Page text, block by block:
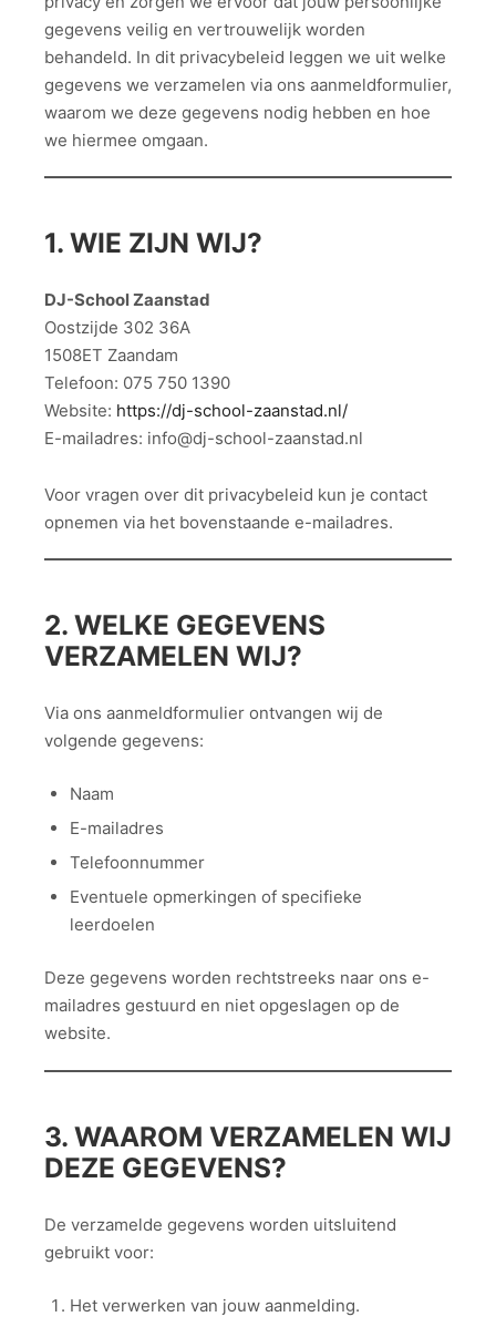
gegevens veilig en vertrouwelijk worden
behandeld. In dit privacybeleid leggen we uit welke
gegevens we verzamelen via ons aanmeldformulier,
waarom we deze gegevens nodig hebben en hoe
we hiermee omgaan.
1. WIE ZIJN WIJ?
DJ-School Zaanstad
Oostzijde 302 36A
1508ET Zaandam
Telefoon: 075 750 1390
Website: https://dj-school-zaanstad.nl/
E-mailadres: info@dj-school-zaanstad.nl
Voor vragen over dit privacybeleid kun je contact
opnemen via het bovenstaande e-mailadres.
2. WELKE GEGEVENS
VERZAMELEN WIJ?
Via ons aanmeldformulier ontvangen wij de
volgende gegevens:
Naam
E-mailadres
Telefoonnummer
Eventuele opmerkingen of specifieke
leerdoelen
Deze gegevens worden rechtstreeks naar ons e-
mailadres gestuurd en niet opgeslagen op de
website.
3. WAAROM VERZAMELEN WIJ
DEZE GEGEVENS?
De verzamelde gegevens worden uitsluitend
gebruikt voor:
Het verwerken van jouw aanmelding.